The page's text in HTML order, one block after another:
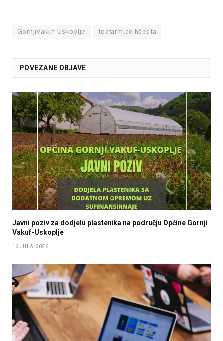
GornjiVakuf-Uskoplje teatarmladihčesta
POVEZANE OBJAVE
Javni poziv za dodjelu plastenika na području Općine Gornji
Vakuf-Uskoplje
16 JULA, 2026